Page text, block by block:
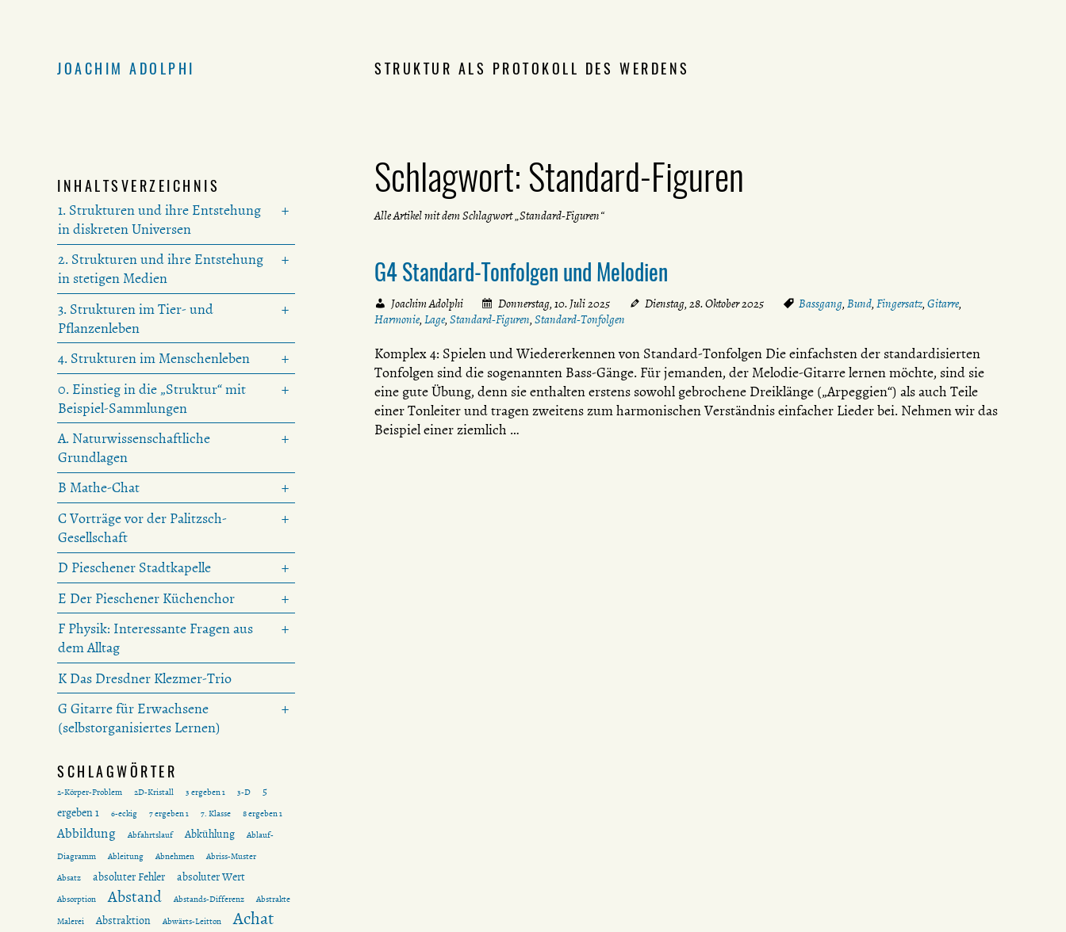
JOACHIM ADOLPHI STRUKTUR ALS PROTOKOLL DES WERDENS
Schlagwort:Standard-Figuren
Alle Artikel mit dem Schlagwort „Standard-Figuren“
G4 Standard-Tonfolgen und Melodien
Joachim Adolphi Donnerstag, 10. Juli 2025 Dienstag, 28. Oktober 2025 Bassgang,Bund,Fingersatz,Gitarre,
Harmonie, Lage, Standard-Figuren, Standard-Tonfolgen
Komplex 4: Spielen und Wiedererkennen von Standard-Tonfolgen Die einfachsten der standardisierten
Tonfolgen sind die sogenannten Bass-Gänge. Für jemanden, der Melodie-Gitarre lernen möchte, sind sie
eine gute Übung, denn sie enthalten erstens sowohl gebrochene Dreiklänge („Arpeggien“) als auch Teile
einer Tonleiter und tragen zweitens zum harmonischen Verständnis einfacher Lieder bei. Nehmen wir das
Beispiel einer ziemlich …
INHALTSVERZEICHNIS
1. Strukturen und ihre Entstehung
in diskreten Universen
2. Strukturen und ihre Entstehung
in stetigen Medien
3. Strukturen im Tier- und
Pflanzenleben
4. Strukturen im Menschenleben
0. Einstieg in die „Struktur“ mit
Beispiel-Sammlungen
A. Naturwissenschaftliche
Grundlagen
B Mathe-Chat
C Vorträge vor der Palitzsch-
Gesellschaft
D Pieschener Stadtkapelle
E Der Pieschener Küchenchor
F Physik: Interessante Fragen aus
dem Alltag
K Das Dresdner Klezmer-Trio
G Gitarre für Erwachsene
(selbstorganisiertes Lernen)
SCHLAGWÖRTER
2-Körper-Problem 2D-Kristall 3 ergeben 1 3-D
5
ergeben 1
6-eckig 7 ergeben 1 7. Klasse 8 ergeben 1
Abbildung Abfahrtslauf Abkühlung
Ablauf-
Diagramm
Ableitung Abnehmen
Abriss-Muster
Absatz
absoluter Fehler absoluter Wert
Absorption Abstand Abstands-Differenz
Abstrakte
Malerei
Abstraktion Abwärts-Leitton Achat